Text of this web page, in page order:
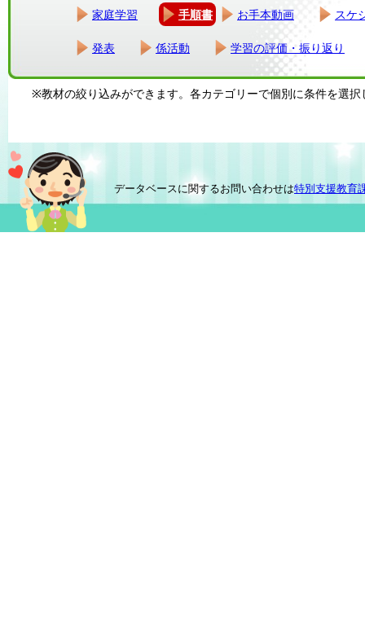
家庭学習 手順書 お手本動画 スケ
発表 係活動 学習の評価・振り返り
※教材の絞り込みができます。各カテゴリーで個別に条件を選択
データベースに関するお問い合わせは特別支援教育